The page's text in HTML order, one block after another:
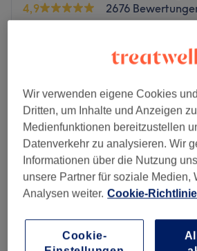
4,9
2676
Schwabing, München
Auf
10 Min.
Zusätzliche Enzymgel Behandlung
5 Min.
Schnellansicht Saloninfos
Montag
Mittwoch
Donnerstag
Wir verwenden eigene Cookies
Dritten, um Inhalte und Anzeigen
Medienfunktionen bereitzustellen
Datenverkehr zu analysieren. Wir
Informationen über die Nutzung
unsere Partner für soziale Medien,
Analysen weiter. Cookie-
Cookie-